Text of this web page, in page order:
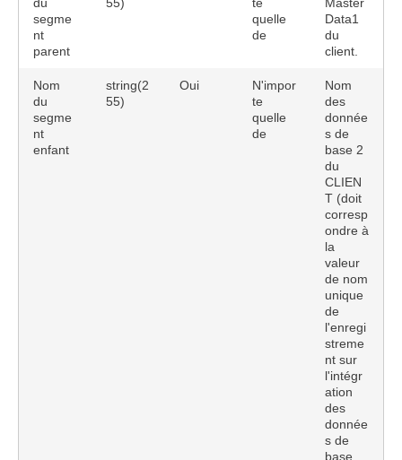
segme
nt
parent
quelle
de
Data1
du
client.
Nom
du
segme
nt
enfant
string(2
55)
Oui
N'impor
te
quelle
de
Nom
des
donnée
s de
base 2
du
CLIEN
T (doit
corresp
ondre à
la
valeur
de nom
unique
de
l'enregi
streme
nt sur
l'intégr
ation
des
donnée
s de
base